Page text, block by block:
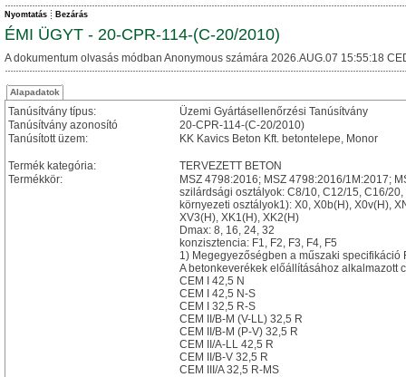
Nyomtatás Bezárás
ÉMI ÜGYT - 20-CPR-114-(C-20/2010)
A dokumentum olvasás módban Anonymous számára 2026.AUG.07 15:55:18
Alapadatok
Tanúsítvány típus:
Üzemi Gyártásellenőrzési Tanúsítvány
Tanúsítvány azonosító
20-CPR-114-(C-20/2010)
Tanúsított üzem:
KK Kavics Beton Kft. betontelepe, Monor
Termék kategória:
TERVEZETT BETON
Termékkör:
MSZ 4798:2016; MSZ 4798:2016/1M:2017;
szilárdsági osztályok: C8/10, C12/15, C16/
környezeti osztályok1): X0, X0b(H), X0v(H),
XV3(H), XK1(H), XK2(H)
Dmax: 8, 16, 24, 32
konzisztencia: F1, F2, F3, F4, F5
1) Megegyezőségben a műszaki specifikáció
A betonkeverékek előállításához alkalmazott
CEM I 42,5 N
CEM I 42,5 N-S
CEM I 32,5 R-S
CEM II/B-M (V-LL) 32,5 R
CEM II/B-M (P-V) 32,5 R
CEM II/A-LL 42,5 R
CEM II/B-V 32,5 R
CEM III/A 32,5 R-MS